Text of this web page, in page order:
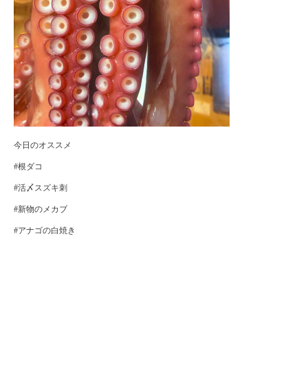
今日のオススメ
#根ダコ
#活〆スズキ刺
#新物のメカブ
#アナゴの白焼き